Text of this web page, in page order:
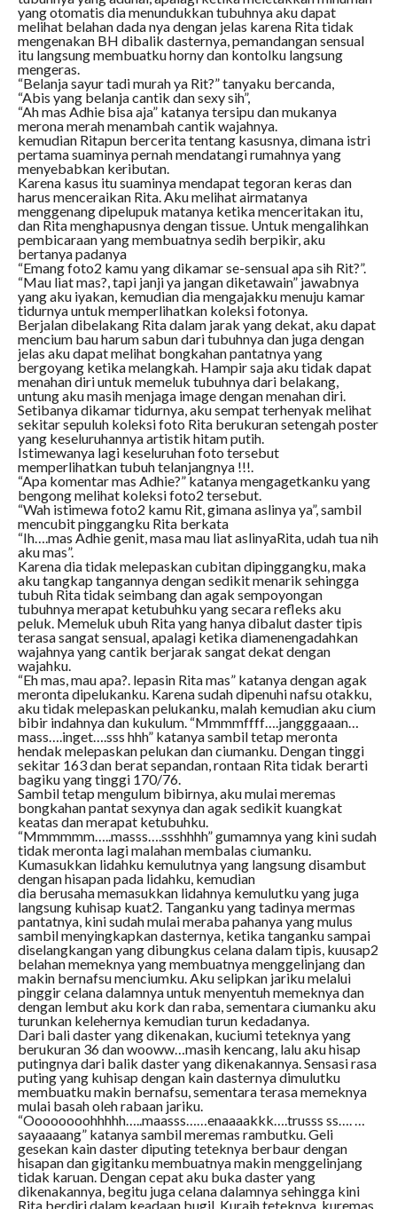
yang otomatis dia menundukkan tubuhnya aku dapat
melihat belahan dada nya dengan jelas karena Rita tidak
mengenakan BH dibalik dasternya, pemandangan sensual
itu langsung membuatku horny dan kontolku langsung
mengeras.
“Belanja sayur tadi murah ya Rit?” tanyaku bercanda,
“Abis yang belanja cantik dan sexy sih”,
“Ah mas Adhie bisa aja” katanya tersipu dan mukanya
merona merah menambah cantik wajahnya.
kemudian Ritapun bercerita tentang kasusnya, dimana istri
pertama suaminya pernah mendatangi rumahnya yang
menyebabkan keributan.
Karena kasus itu suaminya mendapat tegoran keras dan
harus menceraikan Rita. Aku melihat airmatanya
menggenang dipelupuk matanya ketika menceritakan itu,
dan Rita menghapusnya dengan tissue. Untuk mengalihkan
pembicaraan yang membuatnya sedih berpikir, aku
bertanya padanya
“Emang foto2 kamu yang dikamar se-sensual apa sih Rit?”.
“Mau liat mas?, tapi janji ya jangan diketawain” jawabnya
yang aku iyakan, kemudian dia mengajakku menuju kamar
tidurnya untuk memperlihatkan koleksi fotonya.
Berjalan dibelakang Rita dalam jarak yang dekat, aku dapat
mencium bau harum sabun dari tubuhnya dan juga dengan
jelas aku dapat melihat bongkahan pantatnya yang
bergoyang ketika melangkah. Hampir saja aku tidak dapat
menahan diri untuk memeluk tubuhnya dari belakang,
untung aku masih menjaga image dengan menahan diri.
Setibanya dikamar tidurnya, aku sempat terhenyak melihat
sekitar sepuluh koleksi foto Rita berukuran setengah poster
yang keseluruhannya artistik hitam putih.
Istimewanya lagi keseluruhan foto tersebut
memperlihatkan tubuh telanjangnya !!!.
“Apa komentar mas Adhie?” katanya mengagetkanku yang
bengong melihat koleksi foto2 tersebut.
“Wah istimewa foto2 kamu Rit, gimana aslinya ya”, sambil
mencubit pinggangku Rita berkata
“Ih….mas Adhie genit, masa mau liat aslinyaRita, udah tua nih
aku mas”.
Karena dia tidak melepaskan cubitan dipinggangku, maka
aku tangkap tangannya dengan sedikit menarik sehingga
tubuh Rita tidak seimbang dan agak sempoyongan
tubuhnya merapat ketubuhku yang secara refleks aku
peluk. Memeluk ubuh Rita yang hanya dibalut daster tipis
terasa sangat sensual, apalagi ketika diamenengadahkan
wajahnya yang cantik berjarak sangat dekat dengan
wajahku.
“Eh mas, mau apa?. lepasin Rita mas” katanya dengan agak
meronta dipelukanku. Karena sudah dipenuhi nafsu otakku,
aku tidak melepaskan pelukanku, malah kemudian aku cium
bibir indahnya dan kukulum. “Mmmmffff….jangggaaan…
mass….inget….sss hhh” katanya sambil tetap meronta
hendak melepaskan pelukan dan ciumanku. Dengan tinggi
sekitar 163 dan berat sepandan, rontaan Rita tidak berarti
bagiku yang tinggi 170/76.
Sambil tetap mengulum bibirnya, aku mulai meremas
bongkahan pantat sexynya dan agak sedikit kuangkat
keatas dan merapat ketubuhku.
“Mmmmmm…..masss….ssshhhh” gumamnya yang kini sudah
tidak meronta lagi malahan membalas ciumanku.
Kumasukkan lidahku kemulutnya yang langsung disambut
dengan hisapan pada lidahku, kemudian
dia berusaha memasukkan lidahnya kemulutku yang juga
langsung kuhisap kuat2. Tanganku yang tadinya mermas
pantatnya, kini sudah mulai meraba pahanya yang mulus
sambil menyingkapkan dasternya, ketika tanganku sampai
diselangkangan yang dibungkus celana dalam tipis, kuusap2
belahan memeknya yang membuatnya menggelinjang dan
makin bernafsu menciumku. Aku selipkan jariku melalui
pinggir celana dalamnya untuk menyentuh memeknya dan
dengan lembut aku kork dan raba, sementara ciumanku aku
turunkan kelehernya kemudian turun kedadanya.
Dari bali daster yang dikenakan, kuciumi teteknya yang
berukuran 36 dan wooww…masih kencang, lalu aku hisap
putingnya dari balik daster yang dikenakannya. Sensasi rasa
puting yang kuhisap dengan kain dasternya dimulutku
membuatku makin bernafsu, sementara terasa memeknya
mulai basah oleh rabaan jariku.
“Oooooooohhhhh…..maasss……enaaaakkk….trusss ss…. …
sayaaaang” katanya sambil meremas rambutku. Geli
gesekan kain daster diputing teteknya berbaur dengan
hisapan dan gigitanku membuatnya makin menggelinjang
tidak karuan. Dengan cepat aku buka daster yang
dikenakannya, begitu juga celana dalamnya sehingga kini
Rita berdiri dalam keadaan bugil. Kuraih teteknya, kuremas